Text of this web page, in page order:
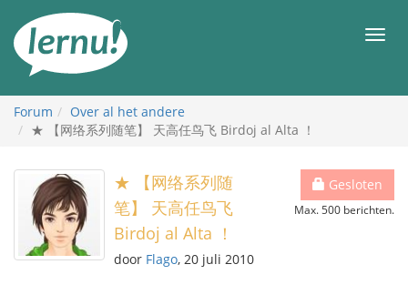
inhoud
Forum
Over al het andere
★ 【网络系列随笔】 天高任鸟飞 Birdoj al Alta ！
Gesloten
Max. 500 berichten.
★ 【网络系列随
笔】 天高任鸟飞
Birdoj al Alta ！
door Flago, 20 juli 2010